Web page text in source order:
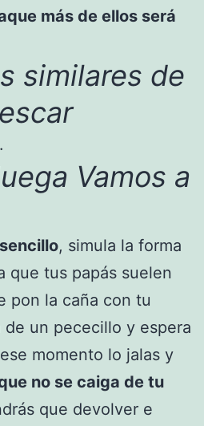
más de ellos será
similares de
Vamos a
, simula la forma
que tus papás suelen
pon la caña con tu
un pececillo y espera
momento lo jalas y
no se caiga de tu
que devolver e